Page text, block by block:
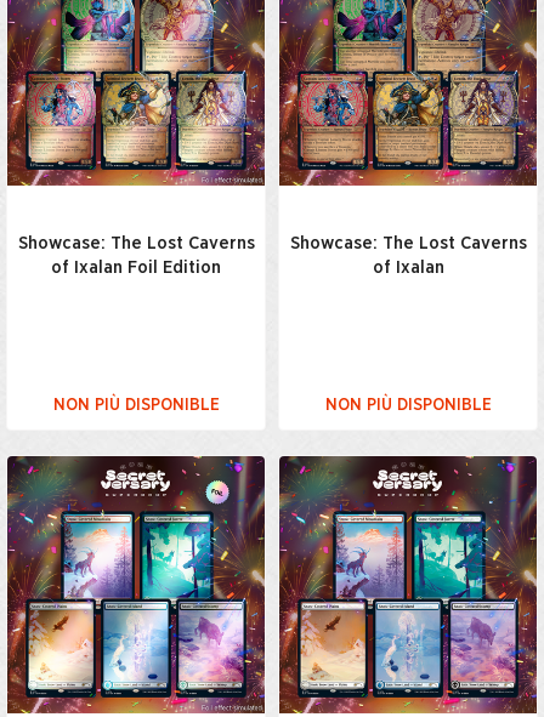
Showcase: The Lost Caverns
of Ixalan Foil Edition
NON PIÙ DISPONIBLE
Showcase: The Lost Caverns
of Ixalan
NON PIÙ DISPONIBLE